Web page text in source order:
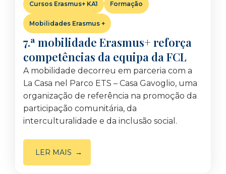
Cursos Erasmus+ KA1 Formação
Mobilidades Erasmus +
7.ª mobilidade Erasmus+ reforça
competências da equipa da FCL
A mobilidade decorreu em parceria com a
La Casa nel Parco ETS – Casa Gavoglio, uma
organização de referência na promoção da
participação comunitária, da
interculturalidade e da inclusão social.
LER MAIS